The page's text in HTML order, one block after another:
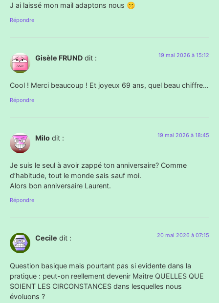
J ai laissé mon mail adaptons nous 🤫
Répondre
Gisèle FRUND dit : 19 mai 2026 à 15:12
Cool ! Merci beaucoup ! Et joyeux 69 ans, quel beau chiffre…
Répondre
Milo dit : 19 mai 2026 à 18:45
Je suis le seul à avoir zappé ton anniversaire? Comme
d’habitude, tout le monde sais sauf moi.
Alors bon anniversaire Laurent.
Répondre
Cecile dit : 20 mai 2026 à 07:15
Question basique mais pourtant pas si evidente dans la
pratique : peut-on reellement devenir Maitre QUELLES QUE
SOIENT LES CIRCONSTANCES dans lesquelles nous
évoluons ?